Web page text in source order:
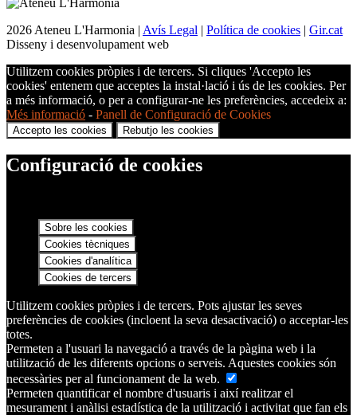
2026 Ateneu L'Harmonia | Avís Legal | Política de cookies | Gir.cat
Disseny i desenvolupament web
Utilitzem cookies pròpies i de tercers. Si cliques 'Accepto les
cookies' entenem que acceptes la instal·lació i ús de les cookies. Per
a més informació, o per a configurar-ne les preferències, accedeix a:
Més informació - Panell de Configuració de Cookies
Accepto les cookies Rebutjo les cookies
Configuració de cookies
Sobre les cookies
Cookies tècniques
Cookies d'analítica
Cookies de tercers
Utilitzem cookies pròpies i de tercers. Pots ajustar les seves
preferències de cookies (incloent la seva desactivació) o acceptar-les
totes.
Permeten a l'usuari la navegació a través de la pàgina web i la
utilització de les diferents opcions o serveis. Aquestes cookies són
necessàries per al funcionament de la web.
Permeten quantificar el nombre d'usuaris i així realitzar el
mesurament i anàlisi estadística de la utilització i activitat que fan els